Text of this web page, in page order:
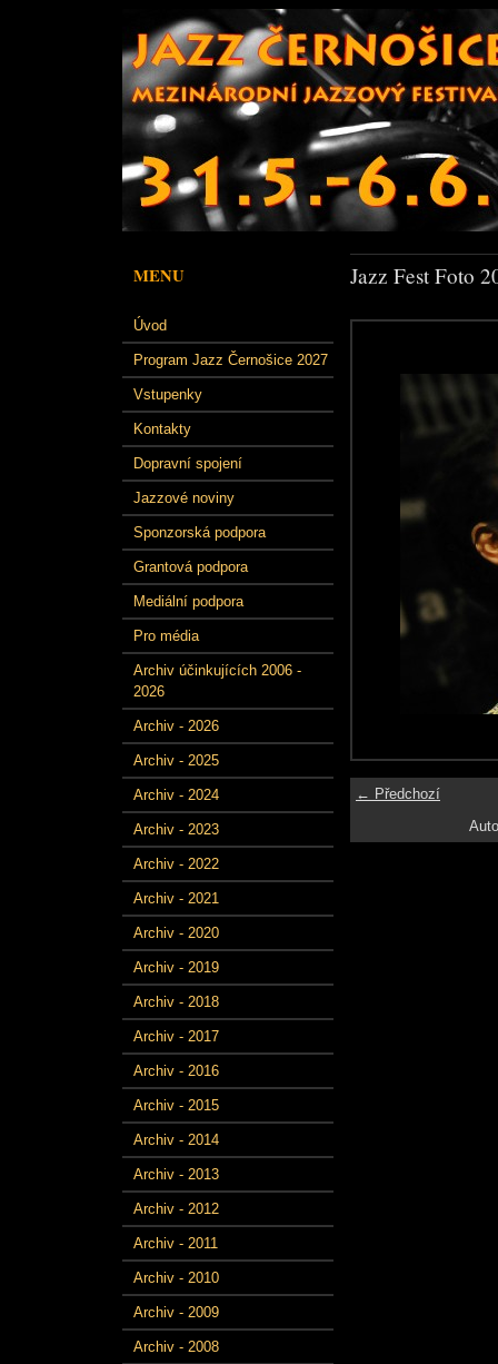
MENU
Úvod
Program Jazz Černošice 2027
Vstupenky
Kontakty
Dopravní spojení
Jazzové noviny
Sponzorská podpora
Grantová podpora
Mediální podpora
Pro média
Archiv účinkujících 2006 -
2026
Archiv - 2026
Archiv - 2025
Archiv - 2024
Archiv - 2023
Archiv - 2022
Archiv - 2021
Archiv - 2020
Archiv - 2019
Archiv - 2018
Archiv - 2017
Archiv - 2016
Archiv - 2015
Archiv - 2014
Archiv - 2013
Archiv - 2012
Archiv - 2011
Archiv - 2010
Archiv - 2009
Archiv - 2008
Jazz Fest Foto
← Předchozí